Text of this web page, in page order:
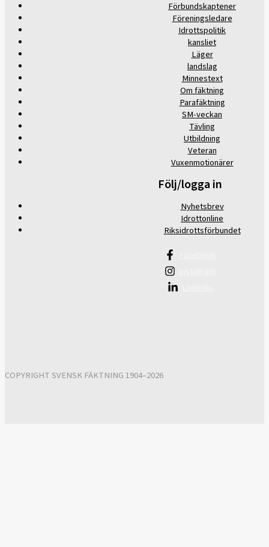
Förbundskaptener
Föreningsledare
Idrottspolitik
kansliet
Läger
landslag
Minnestext
Om fäktning
Parafäktning
SM-veckan
Tävling
Utbildning
Veteran
Vuxenmotionärer
Följ/logga in
Nyhetsbrev
Idrottonline
Riksidrottsförbundet
COPYRIGHT SVENSK FÄKTNING 1904–2026